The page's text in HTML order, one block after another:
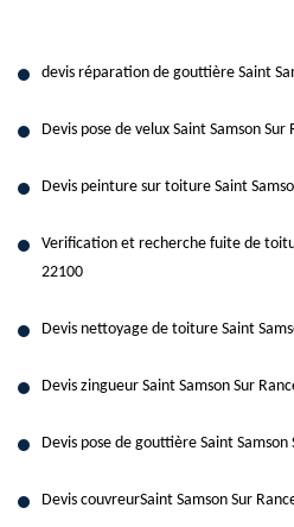
devis réparation de gouttière Saint
Devis pose de velux Saint Samson Sur
Devis peinture sur toiture Saint
Verification et recherche fuite de
22100
Devis nettoyage de toiture Saint
Devis zingueur Saint Samson Sur
Devis pose de gouttière Saint Samson
Devis couvreurSaint Samson Sur